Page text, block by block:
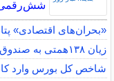
شش‌رقمی
«بحران‌های اقتصادی»
زیان ۱۳۸همتی به صندوق بازنشستگی نفت
شاخص کل بورس وارد کانال 5.5 میلیون